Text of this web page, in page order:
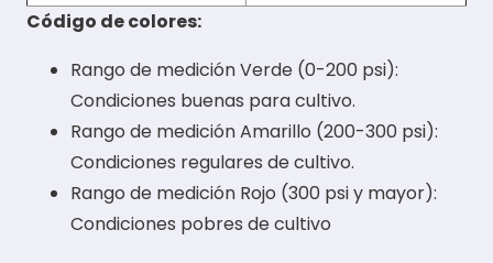
Código de colores:
Rango de medición Verde (0-200 psi):
Condiciones buenas para cultivo.
Rango de medición Amarillo (200-300 psi):
Condiciones regulares de cultivo.
Rango de medición Rojo (300 psi y mayor):
Condiciones pobres de cultivo